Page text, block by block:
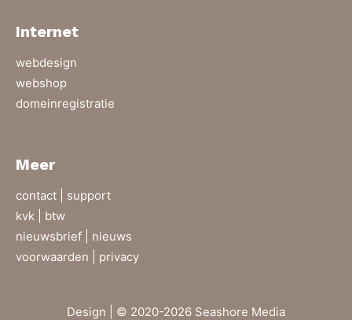
Internet
webdesign
webshop
domeinregistratie
Meer
contact | support
kvk | btw
nieuwsbrief | nieuws
voorwaarden | privacy
Design | © 2020-2026 Seashore Media